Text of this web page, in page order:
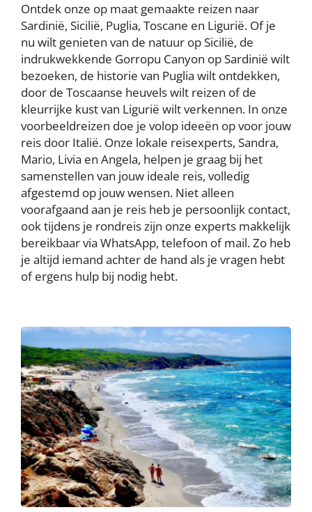
Ontdek onze op maat gemaakte reizen naar
Sardinië, Sicilië, Puglia, Toscane en Ligurië. Of je
nu wilt genieten van de natuur op Sicilië, de
indrukwekkende Gorropu Canyon op Sardinië wilt
bezoeken, de historie van Puglia wilt ontdekken,
door de Toscaanse heuvels wilt reizen of de
kleurrijke kust van Ligurië wilt verkennen. In onze
voorbeeldreizen doe je volop ideeën op voor jouw
reis door Italië. Onze lokale reisexperts, Sandra,
Mario, Livia en Angela, helpen je graag bij het
samenstellen van jouw ideale reis, volledig
afgestemd op jouw wensen. Niet alleen
voorafgaand aan je reis heb je persoonlijk contact,
ook tijdens je rondreis zijn onze experts makkelijk
bereikbaar via WhatsApp, telefoon of mail. Zo heb
je altijd iemand achter de hand als je vragen hebt
of ergens hulp bij nodig hebt.